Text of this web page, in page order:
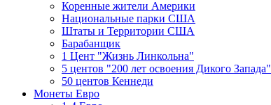
Коренные жители Америки
Национальные парки США
Штаты и Территории США
Барабанщик
1 Цент "Жизнь Линкольна"
5 центов "200 лет освоения Дикого Запада"
50 центов Кеннеди
Монеты Евро